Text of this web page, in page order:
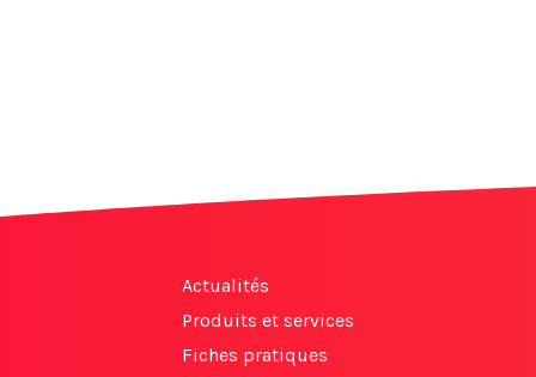
Actualités
Produits et services
Fiches pratiques